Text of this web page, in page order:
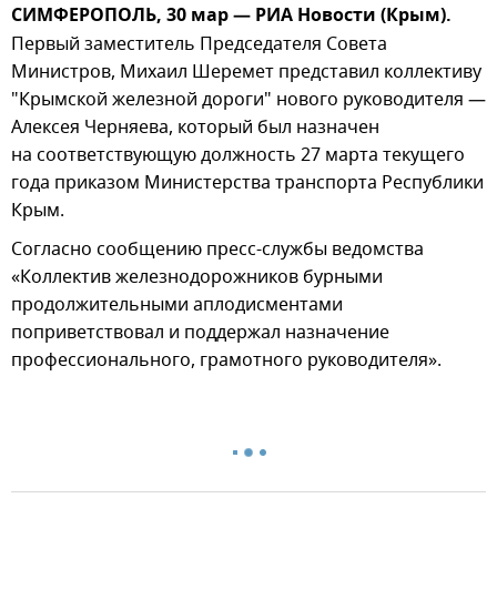
СИМФЕРОПОЛЬ, 30 мар — РИА Новости (Крым).
Первый заместитель Председателя Совета
Министров, Михаил Шеремет представил коллективу
"Крымской железной дороги" нового руководителя —
Алексея Черняева, который был назначен
на соответствующую должность 27 марта текущего
года приказом Министерства транспорта Республики
Крым.
Согласно сообщению пресс-службы ведомства
«Коллектив железнодорожников бурными
продолжительными аплодисментами
поприветствовал и поддержал назначение
профессионального, грамотного руководителя».